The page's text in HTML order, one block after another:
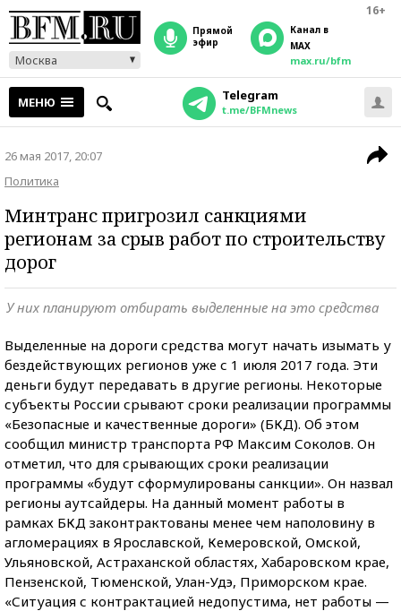
16+
Москва
прямой
эфир
Канал в
MAX
max.ru/bfm
МЕНЮ Telegram
t.me/BFMnews
26 мая 2017, 20:07
Политика
Минтранс пригрозил санкциями
регионам за срыв работ по строительству
дорог
У них планируют отбирать выделенные на это средства
Выделенные на дороги средства могут начать изымать у
бездействующих регионов уже с 1 июля 2017 года. Эти
деньги будут передавать в другие регионы. Некоторые
субъекты России срывают сроки реализации программы
«Безопасные и качественные дороги» (БКД). Об этом
сообщил министр транспорта РФ Максим Соколов. Он
отметил, что для срывающих сроки реализации
программы «будут сформулированы санкции». Он назвал
регионы аутсайдеры. На данный момент работы в
рамках БКД законтрактованы менее чем наполовину в
агломерациях в Ярославской, Кемеровской, Омской,
Ульяновской, Астраханской областях, Хабаровском крае,
Пензенской, Тюменской, Улан-Удэ, Приморском крае.
«Ситуация с контрактацией недопустима, нет работы —